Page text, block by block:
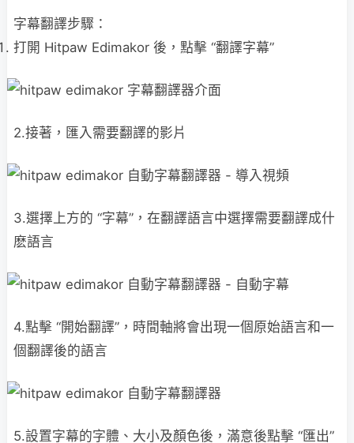
字幕翻譯步驟：
打開 Hitpaw Edimakor 後，點擊 “翻譯字幕”
2.接著，匯入需要翻譯的影片
3.選擇上方的 “字幕”，在翻譯語言中選擇需要翻譯成什
麽語言
4.點擊 “開始翻譯”，時間軸將會出現一個原始語言和一
個翻譯後的語言
5.設置字幕的字體、大小及顏色後，滿意後點擊 “匯出”